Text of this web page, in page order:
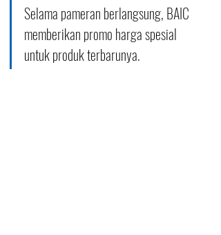
Selama pameran berlangsung, BAIC
memberikan promo harga spesial
untuk produk terbarunya.